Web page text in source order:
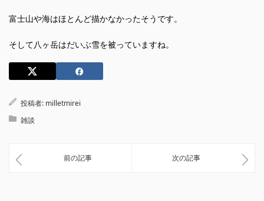
富士山や海はほとんど描かなかったそうです。
そして八ヶ岳はだいぶ雪を被っていますね。
投稿者: milletmirei
雑談
前の記事 次の記事